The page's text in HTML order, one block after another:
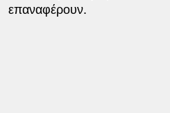
επαναφέρουν.